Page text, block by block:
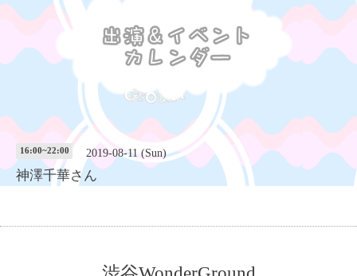
16:00~22:00 2019-08-11 (Sun)
神澤千華さん